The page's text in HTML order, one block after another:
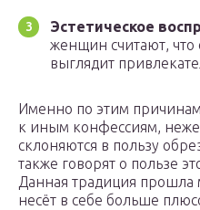
Эстетическое
женщин считают,
выглядит
Именно по этим
к иным конфессиям,
склоняются в пользу
также говорят о пользе
Данная традиция прошла
несёт в себе больше